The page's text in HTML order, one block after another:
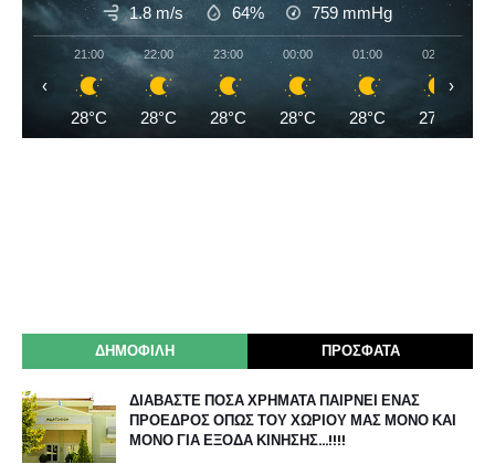
1.8 m/s 64% 759 mmHg
21:00
28°C
22:00
28°C
23:00
28°C
00:00
28°C
01:00
28°C
02:00
27°C
‹ ›
ΔΗΜΟΦΙΛΗ ΠΡΟΣΦΑΤΑ
ΔΙΑΒΑΣΤΕ ΠΟΣΑ ΧΡΗΜΑΤΑ ΠΑΙΡΝΕΙ ΕΝΑΣ
ΠΡΟΕΔΡΟΣ ΟΠΩΣ ΤΟΥ ΧΩΡΙΟΥ ΜΑΣ ΜΟΝΟ ΚΑΙ
ΜΟΝΟ ΓΙΑ ΕΞΟΔΑ ΚΙΝΗΣΗΣ…!!!!